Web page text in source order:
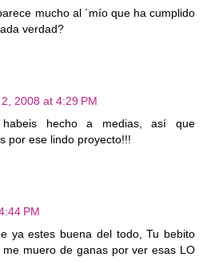
mucho al ´mío que ha cumplido
verdad?
2008 at 4:29 PM
hecho a medias, así que
por ese lindo proyecto!!!
PM
ya estes buena del todo, Tu bebito
muero de ganas por ver esas LO